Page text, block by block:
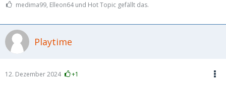
medima99, Elleon64 und Hot Topic gefällt das.
Playtime
12. Dezember 2024 +1